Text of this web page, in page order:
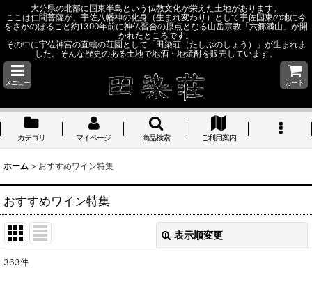
大分県の北部に国東半島という仏教文化が栄えた土地があります。
ここは仁聞菩薩が、宇佐八幡神の化身（生まれ変わり）として宇佐国東の地に今
をさかのぼること約1300年前に神仏習合の原点となる山岳宗教「六郷満山」が開
かれたところです。
その中に宇佐神宮の直轄の荘園として「田染荘（たしぶのしょう）」が生まれま
した。そんな歴史のある土地で地酒・地焼酎を販売しています。
メニュー カート
カテゴリ マイページ 商品検索 ご利用案内
ホーム > おすすめワイン特集
おすすめワイン特集
表示順変更
363件